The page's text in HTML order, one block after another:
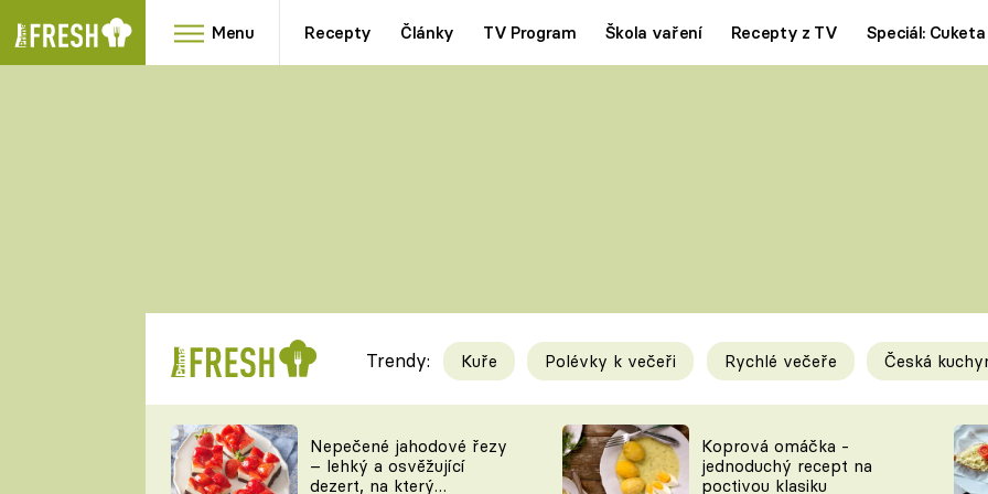
Menu Recepty Články TV Program Škola vaření Recepty z TV Speciál: Cuketa
RYCHLOVKY
Videorecepty
TEĎ VAŘÍ ŠÉF!
Tipy a triky
KAM ZA JÍDLEM
Trendy: Kuře Polévky k večeři Rychlé večeře Česká
Nepečené jahodové řezy
– lehký a osvěžující
dezert, na který
Koprová omáčka -
jednoduchý recept na
poctivou klasiku